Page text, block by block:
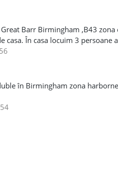
Barr Birmingham ,B43
casa. În casa locuim 3 persoane
sau 07885667247.
în Birmingham zona